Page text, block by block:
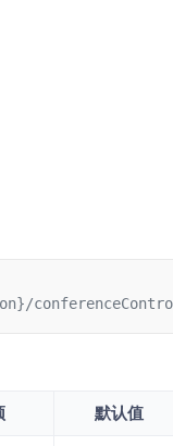
默认值